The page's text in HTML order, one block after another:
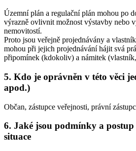
Územní plán a regulační plán mohou po
výrazně ovlivnit možnost výstavby nebo
nemovitostí.
Proto jsou veřejně projednávány a
mohou při jejich projednávání hájit svá
připomínek (kdokoliv) a námitek
5. Kdo je oprávněn v této věci
apod.)
Občan, zástupce veřejnosti, právní
6. Jaké jsou podmínky a
situace